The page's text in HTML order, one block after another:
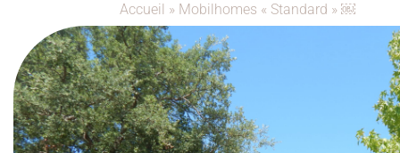
Accueil » Mobilhomes « Standard » ￼